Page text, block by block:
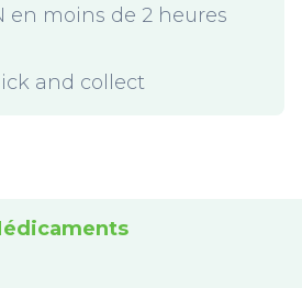
en moins de 2 heures
and collect